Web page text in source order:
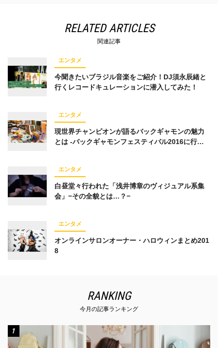
RELATED ARTICLES
関連記事
エンタメ
今聞きたいブラジル音楽をご紹介！DJ須永辰緒と
行くレコードキュレーションに潜入してみた！
エンタメ
現世界チャンピオンが語るバックギャモンの魅力
とは -バックギャモンフェスティバル2016に行っ
エンタメ
白昼堂々行われた「浅井博章のヴィジュアル系集
会」−その全貌とは…？−
エンタメ
オンラインサロンオーナー・ハロウィンまとめ201
8
RANKING
今月の記事ランキング
1